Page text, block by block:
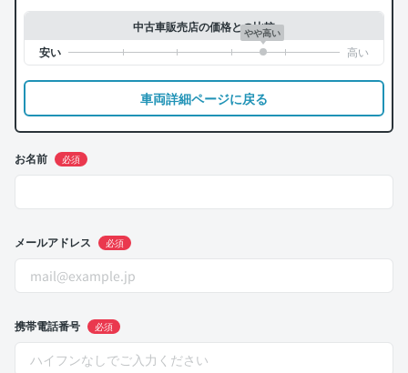
中古車販売店の価格との比較
やや高い
車両詳細ページに戻る
お名前 必須
メールアドレス 必須
携帯電話番号 必須